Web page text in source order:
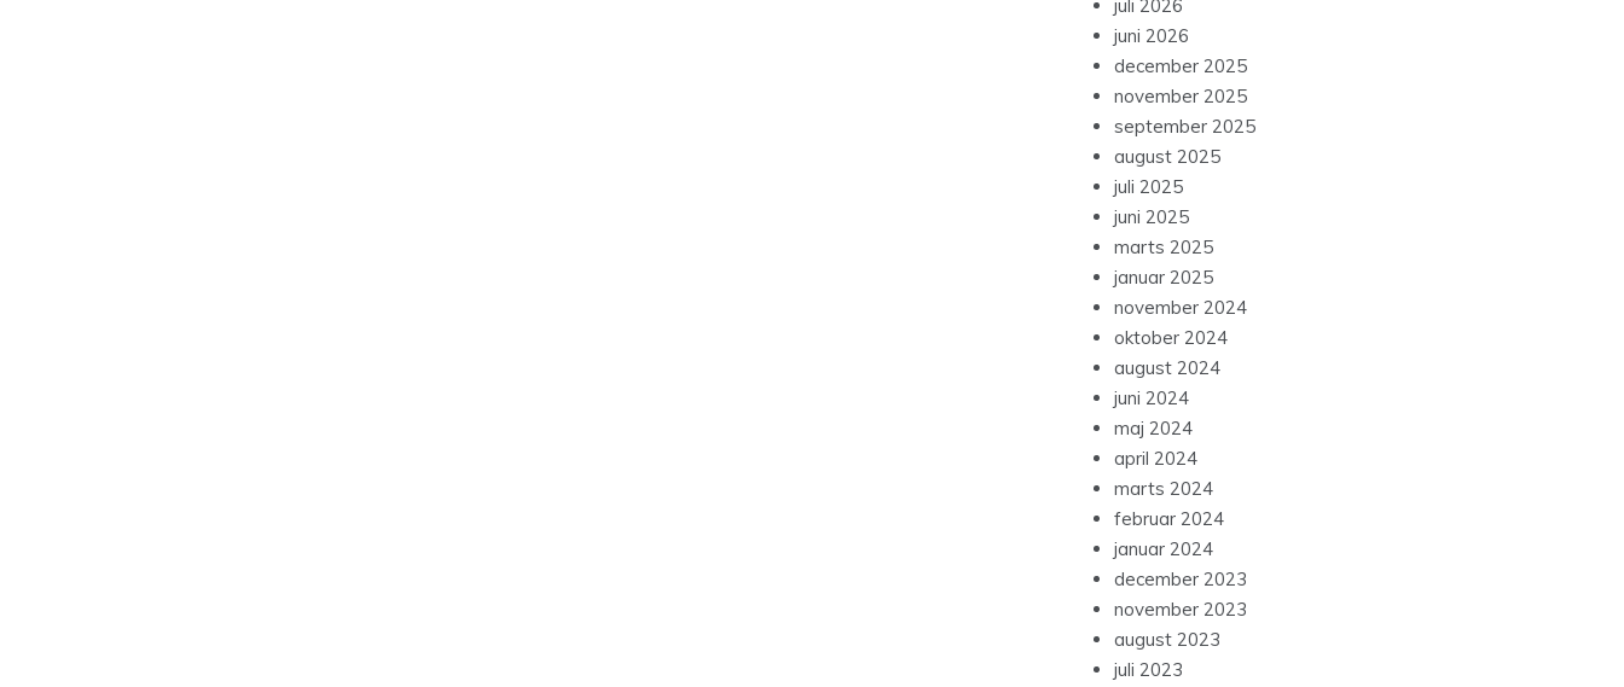
juli 2026
juni 2026
december 2025
november 2025
september 2025
august 2025
juli 2025
juni 2025
marts 2025
januar 2025
november 2024
oktober 2024
august 2024
juni 2024
maj 2024
april 2024
marts 2024
februar 2024
januar 2024
december 2023
november 2023
august 2023
juli 2023